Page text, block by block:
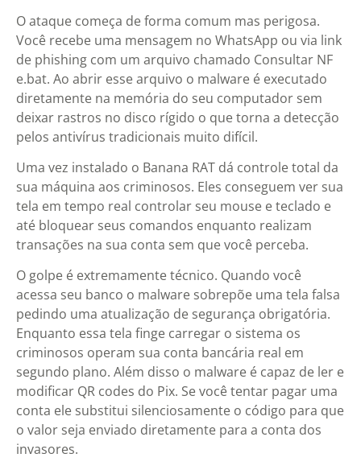
O ataque começa de forma comum mas perigosa.
Você recebe uma mensagem no WhatsApp ou via link
de phishing com um arquivo chamado Consultar NF
e.bat. Ao abrir esse arquivo o malware é executado
diretamente na memória do seu computador sem
deixar rastros no disco rígido o que torna a detecção
pelos antivírus tradicionais muito difícil.
Uma vez instalado o Banana RAT dá controle total da
sua máquina aos criminosos. Eles conseguem ver sua
tela em tempo real controlar seu mouse e teclado e
até bloquear seus comandos enquanto realizam
transações na sua conta sem que você perceba.
O golpe é extremamente técnico. Quando você
acessa seu banco o malware sobrepõe uma tela falsa
pedindo uma atualização de segurança obrigatória.
Enquanto essa tela finge carregar o sistema os
criminosos operam sua conta bancária real em
segundo plano. Além disso o malware é capaz de ler e
modificar QR codes do Pix. Se você tentar pagar uma
conta ele substitui silenciosamente o código para que
o valor seja enviado diretamente para a conta dos
invasores.